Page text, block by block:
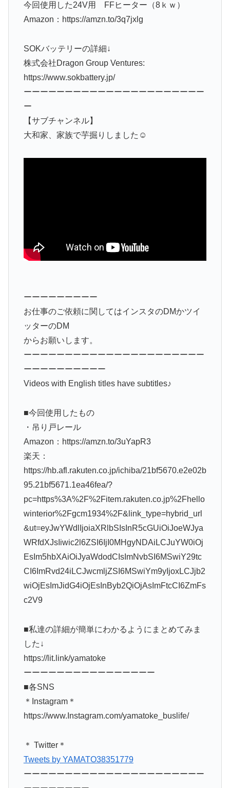
今回使用した24V用 FFヒーター（8ｋｗ）
Amazon：https://amzn.to/3q7jxlg
SOKバッテリーの詳細↓
株式会社Dragon Group Ventures:
https://www.sokbattery.jp/
ーーーーーーーーーーーーーーーーーーーーーー
ー
【サブチャンネル】
大和家、家族で芋掘りしました☺️
ーーーーーーーーー
お仕事のご依頼に関してはインスタのDMかツイ
ッターのDM
からお願いします。
ーーーーーーーーーーーーーーーーーーーーーー
ーーーーーーーーーー
Videos with English titles have subtitles♪
■今回使用したもの
・吊り戸レール
Amazon：https://amzn.to/3uYapR3
楽天：
https://hb.afl.rakuten.co.jp/ichiba/21bf5670.e2e02b
95.21bf5671.1ea46fea/?
pc=https%3A%2F%2Fitem.rakuten.co.jp%2Fhello
winterior%2Fgcm1934%2F&link_type=hybrid_url
&ut=eyJwYWdlIjoiaXRlbSIsInR5cGUiOiJoeWJya
WRfdXJsIiwic2l6ZSI6IjI0MHgyNDAiLCJuYW0iOj
EsIm5hbXAiOiJyaWdodCIsImNvbSI6MSwiY29tc
CI6ImRvd24iLCJwcmljZSI6MSwiYm9yIjoxLCJjb2
wiOjEsImJidG4iOjEsInByb2QiOjAsImFtcCI6ZmFs
c2V9
■私達の詳細が簡単にわかるようにまとめてみま
した↓
https://lit.link/yamatoke
ーーーーーーーーーーーーーーーー
■各SNS
＊Instagram＊
https://www.Instagram.com/yamatoke_buslife/
＊ Twitter＊
Tweets by YAMATO38351779
ーーーーーーーーーーーーーーーーーーーーーー